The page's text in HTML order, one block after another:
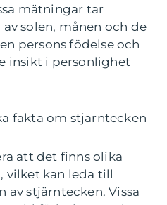
mätningar tar
solen, månen och de
persons födelse och
insikt i personlighet
fakta om stjärntecken
att det finns olika
vilket kan leda till
stjärntecken. Vissa